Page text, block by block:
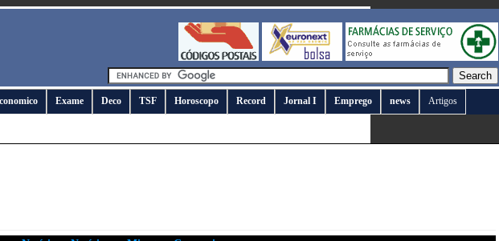
Exame Deco TSF Horoscopo Record Jornal I Emprego news Artigos